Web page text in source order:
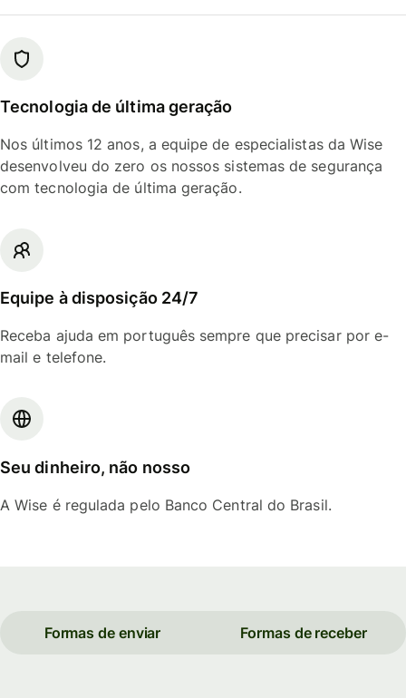
Tecnologia de última geração
Nos últimos 12 anos, a equipe de especialistas da Wise
desenvolveu do zero os nossos sistemas de segurança
com tecnologia de última geração.
Equipe à disposição 24/7
Receba ajuda em português sempre que precisar por e-
mail e telefone.
Seu dinheiro, não nosso
A Wise é regulada pelo Banco Central do Brasil.
Formas de enviar Formas de receber